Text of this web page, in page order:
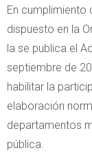
En
dispuesto en la
la se publica el
septiembre de
habilitar la
elaboración
departamentos
pública.